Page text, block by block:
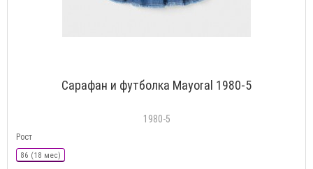
Сарафан и футболка Mayoral 1980-5
1980-5
Рост
86 (18 мес)